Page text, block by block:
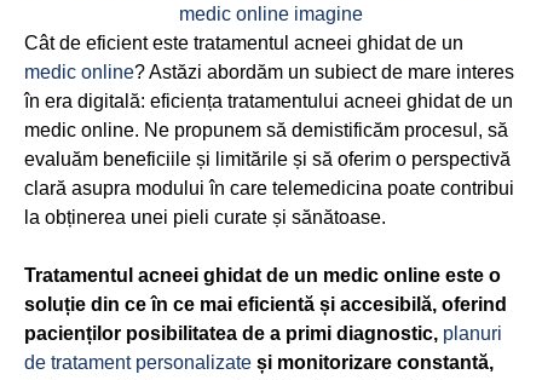
Cât de eficient este tratamentul acneei ghidat de un
medic online? Astăzi abordăm un subiect de mare interes
în era digitală: eficiența tratamentului acneei ghidat de un
medic online. Ne propunem să demistificăm procesul, să
evaluăm beneficiile și limitările și să oferim o perspectivă
clară asupra modului în care telemedicina poate contribui
la obținerea unei pieli curate și sănătoase.
Tratamentul acneei ghidat de un medic online este o
soluție din ce în ce mai eficientă și accesibilă, oferind
pacienților posibilitatea de a primi diagnostic, planuri
de tratament personalizate și monitorizare constantă,